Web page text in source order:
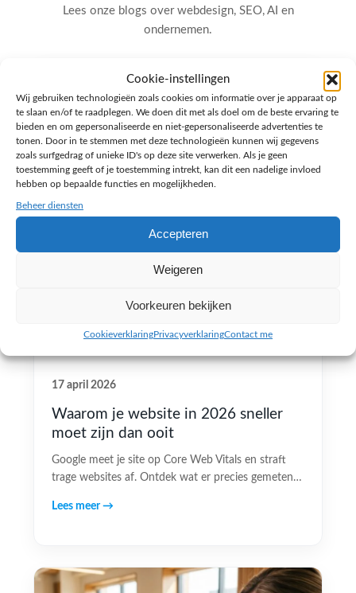
Cookie-instellingen
Wij gebruiken technologieën zoals cookies om informatie over je apparaat op
te slaan en/of te raadplegen. We doen dit met als doel om de beste ervaring te
bieden en om gepersonaliseerde en niet-gepersonaliseerde advertenties te
tonen. Door in te stemmen met deze technologieën kunnen wij gegevens
zoals surfgedrag of unieke ID's op deze site verwerken. Als je geen
toestemming geeft of je toestemming intrekt, kan dit een nadelige invloed
hebben op bepaalde functies en mogelijkheden.
Beheer diensten
Accepteren
Weigeren
Voorkeuren bekijken
CookieverklaringPrivacyverklaringContact me
Lees onze blogs over webdesign, SEO, AI en
ondernemen.
17 april 2026
Waarom je website in 2026 sneller
moet zijn dan ooit
Google meet je site op Core Web Vitals en straft
trage websites af. Ontdek wat er precies gemeten…
Lees meer →